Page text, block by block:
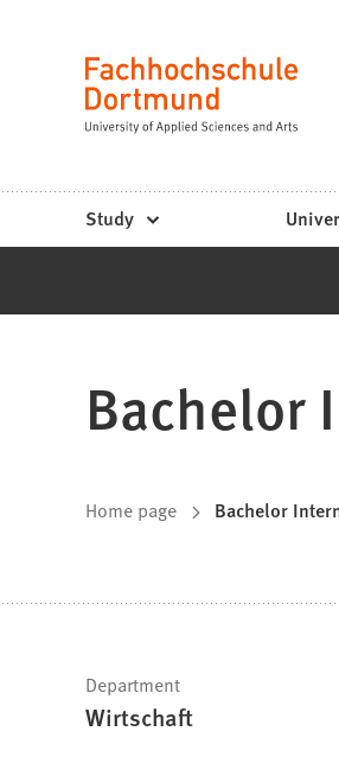
Dortmund
-
study
programs,
Language
Study
Bachelor
You
here:
Home page Bachelor
Fast
facts
Department
Wirtschaft